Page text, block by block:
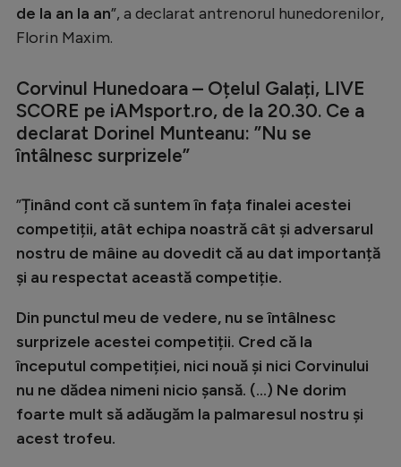
de la an la an”, a declarat antrenorul hunedorenilor,
Florin Maxim.
Corvinul Hunedoara – Oțelul Galați, LIVE
SCORE pe iAMsport.ro, de la 20.30. Ce a
declarat Dorinel Munteanu: ”Nu se
întâlnesc surprizele”
”Ținând cont că suntem în fața finalei acestei
competiții, atât echipa noastră cât și adversarul
nostru de mâine au dovedit că au dat importanță
și au respectat această competiție.
Din punctul meu de vedere, nu se întâlnesc
surprizele acestei competiții. Cred că la
începutul competiției, nici nouă și nici Corvinului
nu ne dădea nimeni nicio șansă. (…) Ne dorim
foarte mult să adăugăm la palmaresul nostru și
acest trofeu.